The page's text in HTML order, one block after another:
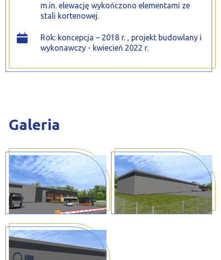
m.in. elewację wykończono elementami ze
stali kortenowej.
Rok: koncepcja – 2018 r. , projekt budowlany i
wykonawczy - kwiecień 2022 r.
Galeria